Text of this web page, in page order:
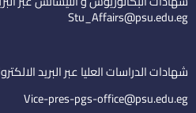
e
i
l
b Stu_Affairs@psu.edu.eg
شهادات الدراسات العليا عبر البريد
Vice-pres-pgs-office@psu.edu.eg